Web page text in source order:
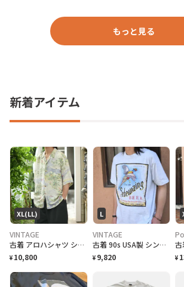
もっと見る
新着アイテム
XL(LL)
VINTAGE
古着 アロハシャツ シルクシャツ レーヨンシャツ 柄シャツ 総柄シャツ
¥ 10,800
L
VINTAGE
古着 90s USA製 シングルステッチ ビール プロモーション Tシャツ
¥ 9,820 ¥